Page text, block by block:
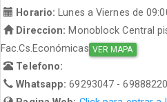
Horario: Lunes a Viernes de
Direccion: Monoblock Central
Fac.Cs.Económicas VER MAPA
Telefono:
Whatsapp:69293047 - 69888220